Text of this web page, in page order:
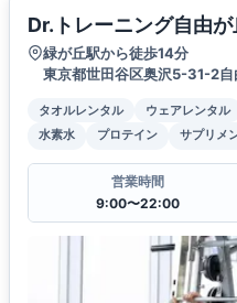
Dr.トレーニング自由
緑が丘駅から徒歩14分
東京都世田谷区奥沢5-31-2
タオルレンタル ウェアレンタル
水素水
プロテイン サプリメ
営業時間
9:00〜22:00